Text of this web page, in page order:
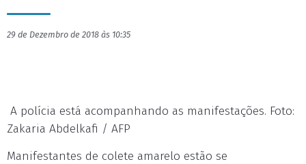
29 de Dezembro de 2018 às 10:35
A polícia está acompanhando as manifestações. Foto:
Zakaria Abdelkafi / AFP
Manifestantes de colete amarelo estão se